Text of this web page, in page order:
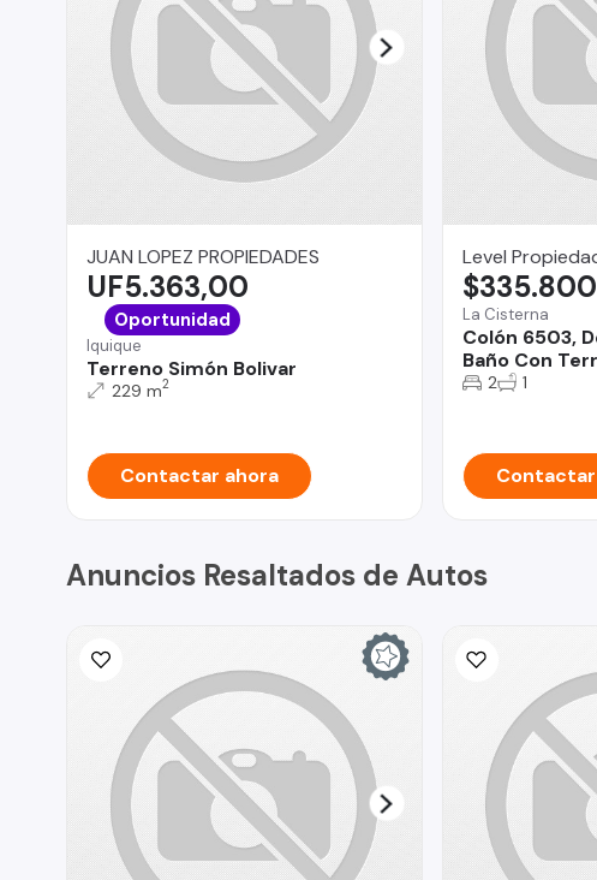
JUAN LOPEZ PROPIEDADES
Iquique
Terreno Simón Bolivar
UF5.363,00
Oportunidad
229 m2
Contactar ahora
Level
La Cisterna
Colón 6503,
Baño Con
$335.800
2 1
Anuncios Resaltados de Autos